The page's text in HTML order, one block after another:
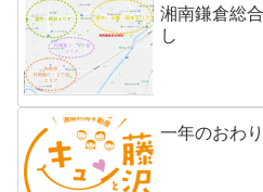
湘南鎌倉総
し
一年のおわ